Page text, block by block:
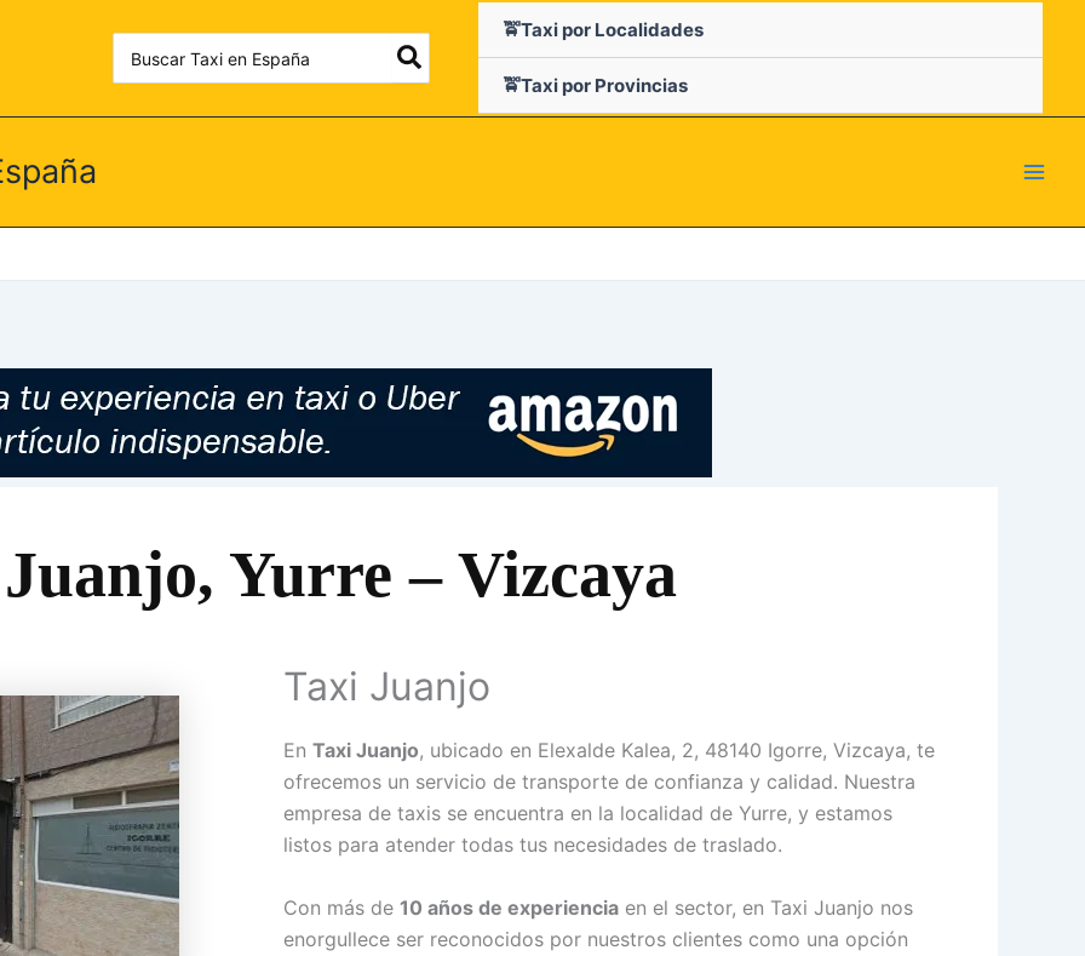
for:
🚖Taxi por Localidades
🚖Taxi por Provincias
Yurre – Vizcaya
Taxi Juanjo
En Taxi Juanjo, ubicado en Elexalde Kalea, 2, 48140 Igorre, Vizcaya, te
ofrecemos un servicio de transporte de confianza y calidad. Nuestra
empresa de taxis se encuentra en la localidad de Yurre, y estamos
listos para atender todas tus necesidades de traslado.
Con más de 10 años de experiencia en el sector, en Taxi Juanjo nos
enorgullece ser reconocidos por nuestros clientes como una opción